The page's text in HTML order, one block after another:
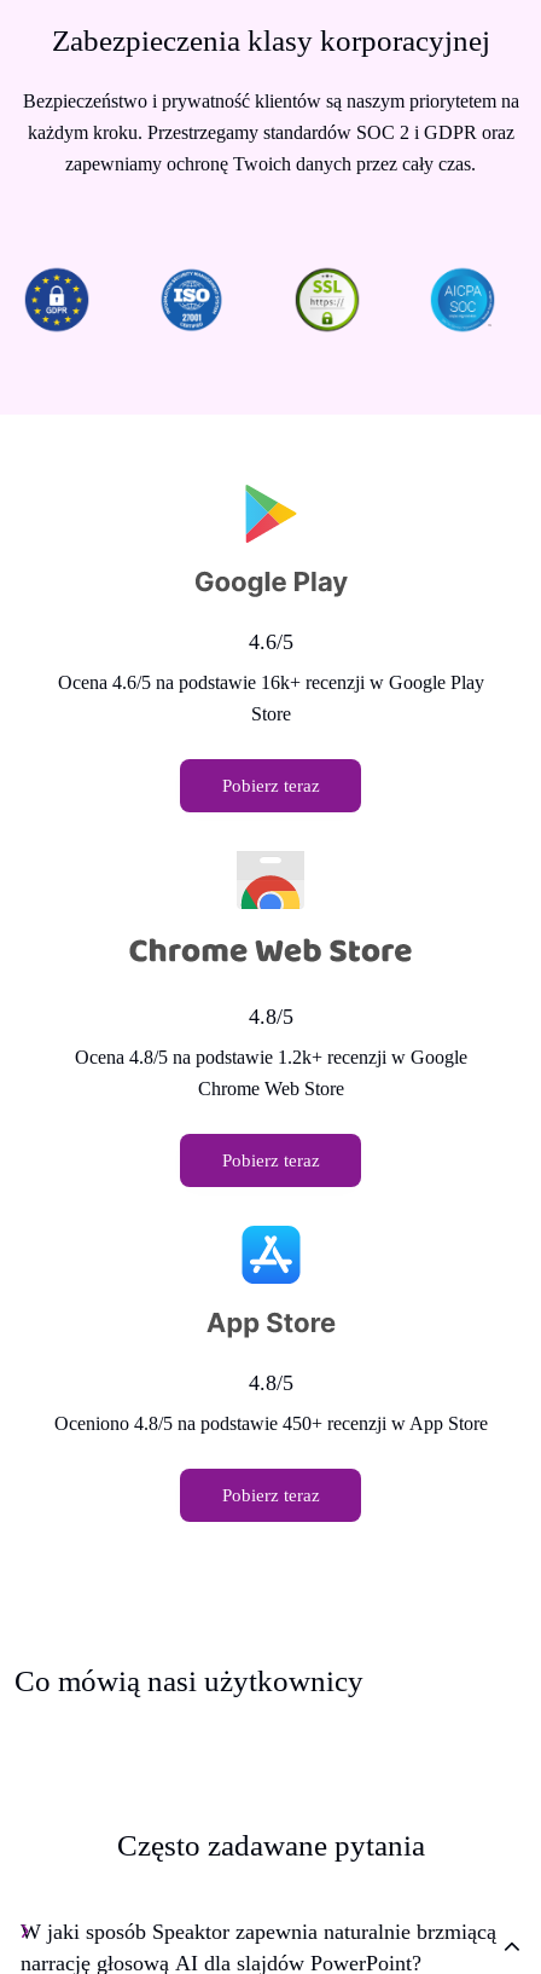
Zabezpieczenia klasy korporacyjnej
Bezpieczeństwo i prywatność klientów są naszym priorytetem na
każdym kroku. Przestrzegamy standardów SOC 2 i GDPR oraz
zapewniamy ochronę Twoich danych przez cały czas.
4.6/5
Ocena 4.6/5 na podstawie 16k+ recenzji w Google Play
Store
Pobierz teraz
4.8/5
Ocena 4.8/5 na podstawie 1.2k+ recenzji w Google
Chrome Web Store
Pobierz teraz
4.8/5
Oceniono 4.8/5 na podstawie 450+ recenzji w App Store
Pobierz teraz
Co mówią nasi użytkownicy
Często zadawane pytania
W jaki sposób Speaktor zapewnia naturalnie brzmiącą
narrację głosową AI dla slajdów PowerPoint?